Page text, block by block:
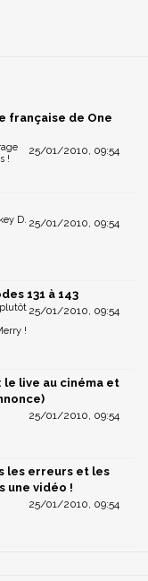
française de One
25/01/2010, 09:54
!
25/01/2010, 09:54
D.
131 à 143
25/01/2010, 09:54
!
le live au cinéma et
25/01/2010, 09:54
les erreurs et les
une vidéo !
25/01/2010, 09:54